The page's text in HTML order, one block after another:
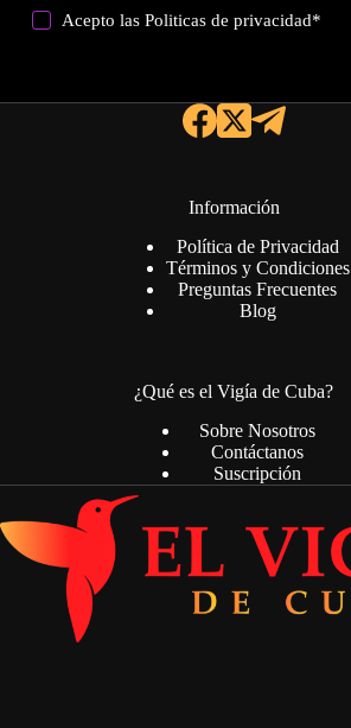
Acepto lasPoliticas de privacidad*
Información
Política de Privacidad
Términos y Condiciones
Preguntas Frecuentes
Blog
¿Qué es el Vigía de Cuba?
Sobre Nosotros
Contáctanos
Suscripción